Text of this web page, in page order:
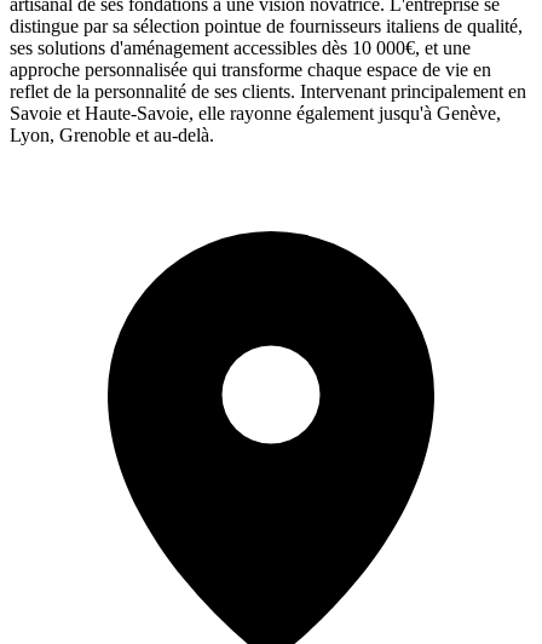
distingue par sa sélection pointue de fournisseurs italiens de qualité,
ses solutions d'aménagement accessibles dès 10 000€, et une
approche personnalisée qui transforme chaque espace de vie en
reflet de la personnalité de ses clients. Intervenant principalement en
Savoie et Haute-Savoie, elle rayonne également jusqu'à Genève,
Lyon, Grenoble et au-delà.